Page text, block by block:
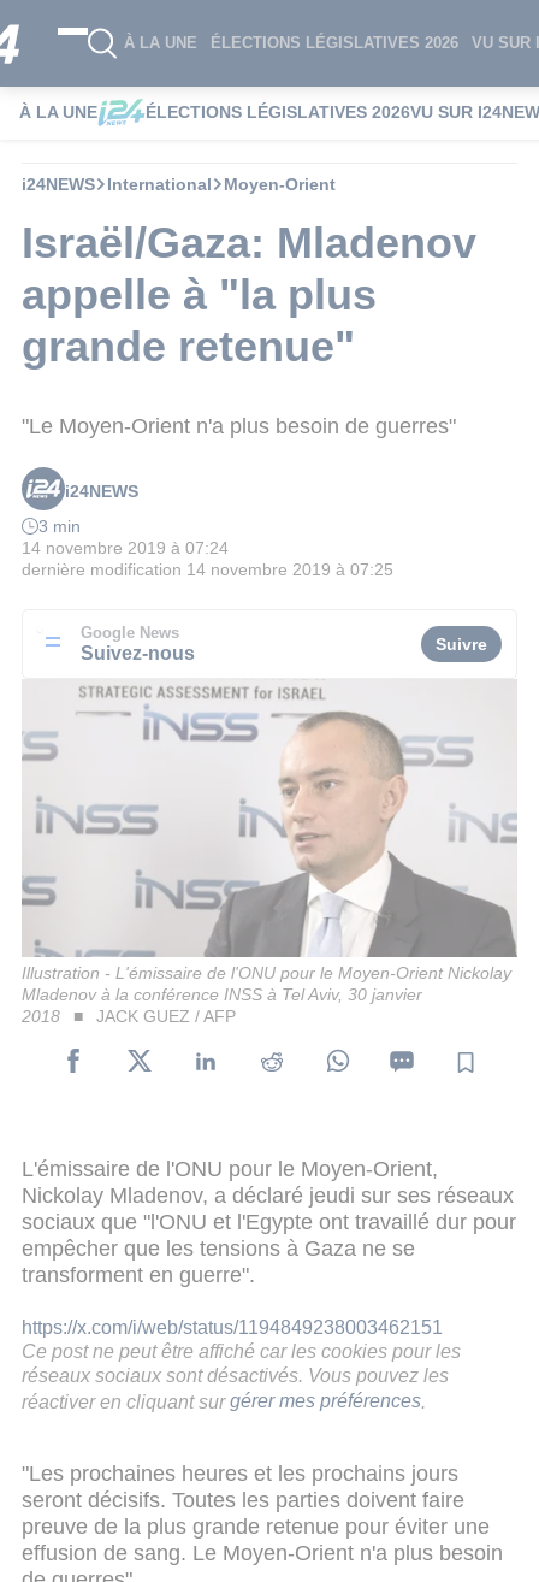
À LA UNE ÉLECTIONS LÉGISLATIVES 2026 VU SUR
À LA UNE ÉLECTIONS LÉGISLATIVES 2026VU SUR
i24NEWS International Moyen-Orient
Israël/Gaza: Mladenov
appelle à "la plus
grande retenue"
"Le Moyen-Orient n'a plus besoin de guerres"
i24NEWS
3 min
14 novembre 2019 à 07:24
dernière modification 14 novembre 2019 à 07:25
Google News
Suivez-nous Suivre
Illustration - L'émissaire de l'ONU pour le Moyen-Orient Nickolay
Mladenov à la conférence INSS à Tel Aviv, 30 janvier
2018
JACK GUEZ / AFP
L'émissaire de l'ONU pour le Moyen-Orient,
Nickolay Mladenov, a déclaré jeudi sur ses réseaux
sociaux que "l'ONU et l'Egypte ont travaillé dur pour
empêcher que les tensions à Gaza ne se
transforment en guerre".
https://x.com/i/web/status/1194849238003462151
Ce post ne peut être affiché car les cookies pour les
réseaux sociaux sont désactivés. Vous pouvez les
réactiver en cliquant sur gérer mes préférences
"Les prochaines heures et les prochains jours
seront décisifs. Toutes les parties doivent faire
preuve de la plus grande retenue pour éviter une
effusion de sang. Le Moyen-Orient n'a plus besoin